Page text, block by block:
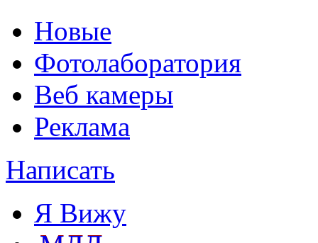
Новые
Фотолаборатория
Веб камеры
Реклама
Написать
Я Вижу